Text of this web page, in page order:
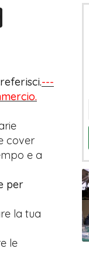
---
cover
e a
per
la tua
le